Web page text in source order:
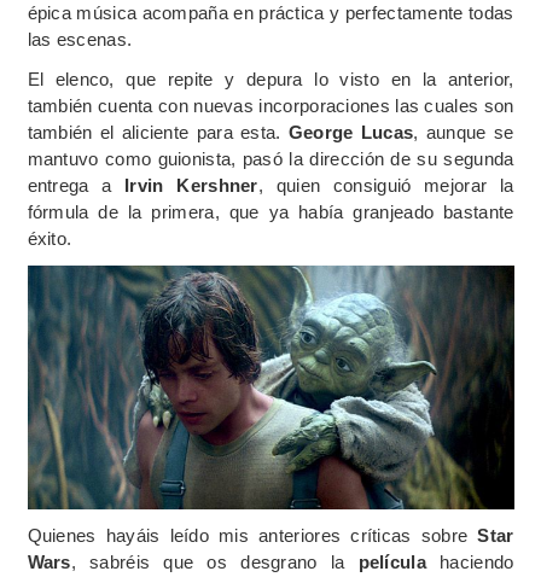
épica música acompaña en práctica y perfectamente todas
las escenas.
El elenco, que repite y depura lo visto en la anterior,
también cuenta con nuevas incorporaciones las cuales son
también el aliciente para esta. George Lucas, aunque se
mantuvo como guionista, pasó la dirección de su segunda
entrega a Irvin Kershner, quien consiguió mejorar la
fórmula de la primera, que ya había granjeado bastante
éxito.
Quienes hayáis leído mis anteriores críticas sobreStar
Wars, sabréis que os desgrano la películahaciendo